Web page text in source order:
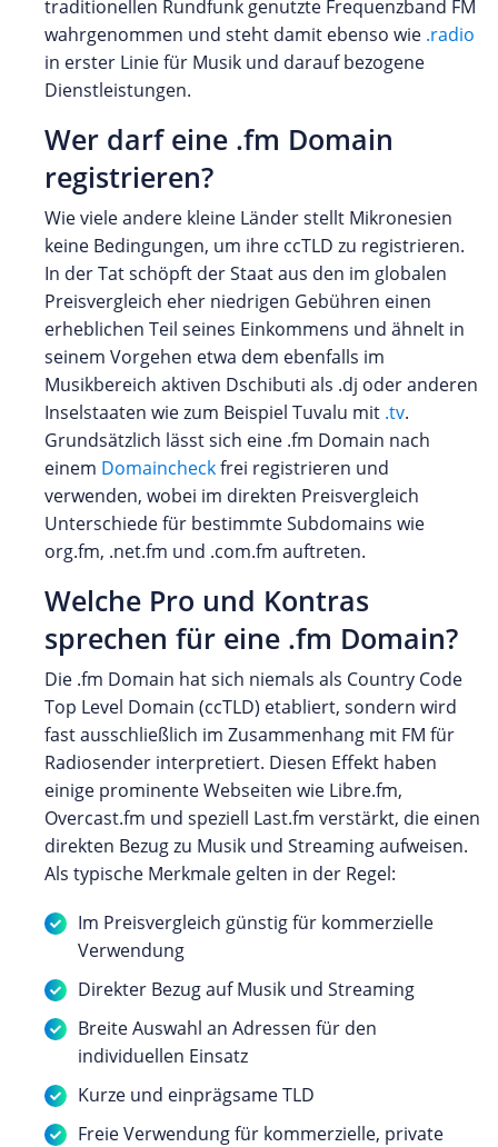
traditionellen Rundfunk genutzte Frequenzband FM
wahrgenommen und steht damit ebenso wie .radio
in erster Linie für Musik und darauf bezogene
Dienstleistungen.
Wer darf eine .fm Domain
registrieren?
Wie viele andere kleine Länder stellt Mikronesien
keine Bedingungen, um ihre ccTLD zu registrieren.
In der Tat schöpft der Staat aus den im globalen
Preisvergleich eher niedrigen Gebühren einen
erheblichen Teil seines Einkommens und ähnelt in
seinem Vorgehen etwa dem ebenfalls im
Musikbereich aktiven Dschibuti als .dj oder anderen
Inselstaaten wie zum Beispiel Tuvalu mit .tv.
Grundsätzlich lässt sich eine .fm Domain nach
einem Domaincheckfrei registrieren und
verwenden, wobei im direkten Preisvergleich
Unterschiede für bestimmte Subdomains wie
org.fm, .net.fm und .com.fm auftreten.
Welche Pro und Kontras
sprechen für eine .fm Domain?
Die .fm Domain hat sich niemals als Country Code
Top Level Domain (ccTLD) etabliert, sondern wird
fast ausschließlich im Zusammenhang mit FM für
Radiosender interpretiert. Diesen Effekt haben
einige prominente Webseiten wie Libre.fm,
Overcast.fm und speziell Last.fm verstärkt, die einen
direkten Bezug zu Musik und Streaming aufweisen.
Als typische Merkmale gelten in der Regel:
Im Preisvergleich günstig für kommerzielle
Verwendung
Direkter Bezug auf Musik und Streaming
Breite Auswahl an Adressen für den
individuellen Einsatz
Kurze und einprägsame TLD
Freie Verwendung für kommerzielle, private